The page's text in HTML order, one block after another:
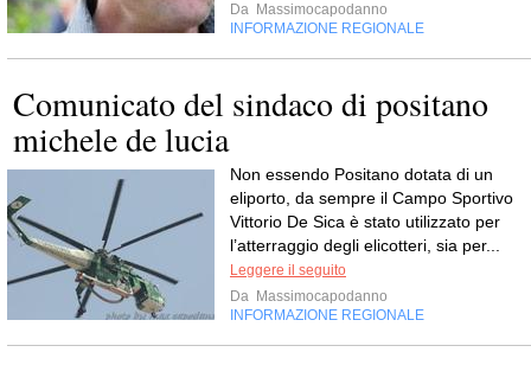
Da Massimocapodanno
INFORMAZIONE REGIONALE
Comunicato del sindaco di positano
michele de lucia
Non essendo Positano dotata di un
eliporto, da sempre il Campo Sportivo
Vittorio De Sica è stato utilizzato per
l’atterraggio degli elicotteri, sia per...
Leggere il seguito
Da Massimocapodanno
INFORMAZIONE REGIONALE